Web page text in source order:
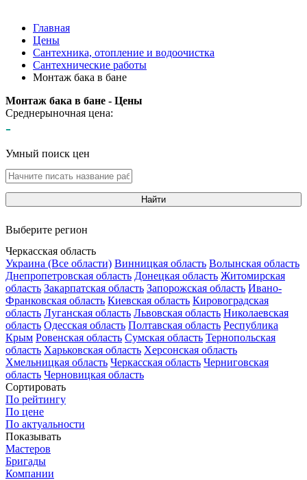
Главная
Цены
Сантехника, отопление и водоочистка
Сантехнические работы
Монтаж бака в бане
Монтаж бака в бане - Цены
Среднерыночная цена:
-
Умный поиск цен
Найти
Выберите регион
Черкасская область
Украина (Все области) Винницкая область Волынская область
Днепропетровская область Донецкая область Житомирская
область Закарпатская область Запорожская область Ивано-
Франковская область Киевская область Кировоградская
область Луганская область Львовская область Николаевская
область Одесская область Полтавская область Республика
Крым Ровенская область Сумская область Тернопольская
область Харьковская область Херсонская область
Хмельницкая область Черкасская область Черниговская
область Черновицкая область
Сортировать
По рейтингу
По цене
По актуальности
Показывать
Мастеров
Бригады
Компании